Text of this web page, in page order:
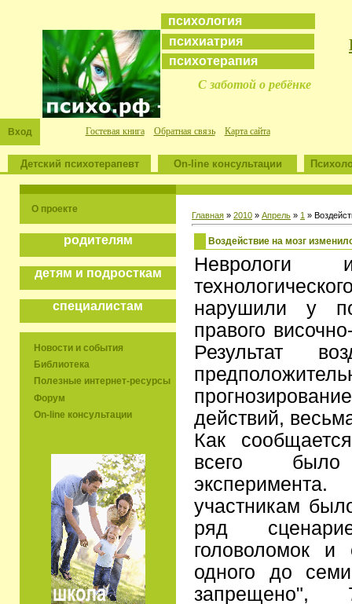
психология
психиатрия
психотерапия
С заботой о ребёнке
Вход Гостевая книга Обратная связь Карта сайта
Детский психотерапевт On-line консультации
О проекте
родителям
детям и подросткам
специалистам
Новости и события
Библиотека
Полезные интернет-ресурсы
Форум
On-line консультации
Главная » 2010 » Апрель » 1 »
Воздействие на мозг
Неврологи
нарушили у
правого
Результат
действий,
Как
всего
участникам
ряд
головоломок
одного до